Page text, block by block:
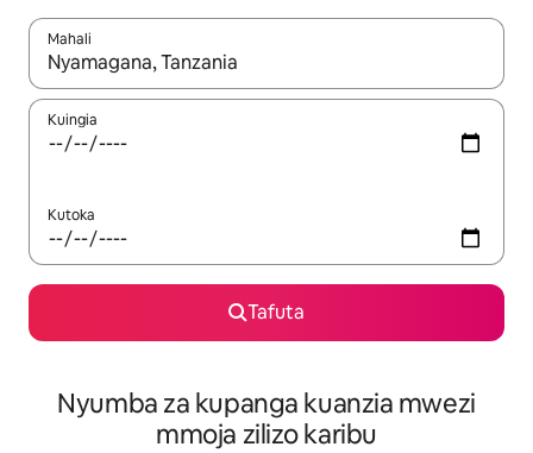
Mahali
Wakati matokeo yanapatikana, vinjari kwa kutumia vitufe vya
Kuingia
Kutoka
Tafuta
Nyumba za kupanga kuanzia mwezi
mmoja zilizo karibu